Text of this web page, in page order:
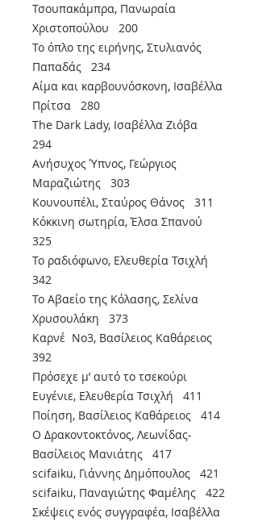
Τσουπακάμπρα, Πανωραία
Χριστοπούλου 200
Το όπλο της ειρήνης, Στυλιανός
Παπαδάς 234
Αίμα και καρβουνόσκονη, Ισαβέλλα
Πρίτσα 280
The Dark Lady, Ισαβέλλα Ζιόβα
294
Ανήσυχος Ύπνος, Γεώργιος
Μαραζιώτης 303
Κουνουπέλι, Σταύρος Θάνος 311
Κόκκινη σωτηρία, Έλσα Σπανού
325
Το ραδιόφωνο, Ελευθερία Τσιχλή
342
Το Αβαείο της Κόλασης, Σελίνα
Χρυσουλάκη 373
Καρνέ Νο3, Βασίλειος Καθάρειος
392
Πρόσεχε μ’ αυτό το τσεκούρι
Ευγένιε, Ελευθερία Τσιχλή 411
Ποίηση, Βασίλειος Καθάρειος 414
Ο Δρακοντοκτόνος, Λεωνίδας-
Βασίλειος Μανιάτης 417
scifaiku, Γιάννης Δημόπουλος 421
scifaiku, Παναγιώτης Φαμέλης 422
Σκέψεις ενός συγγραφέα, Ισαβέλλα